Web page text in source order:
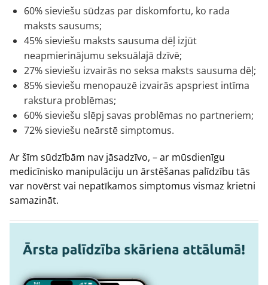
60% sieviešu sūdzas par diskomfortu, ko rada
maksts sausums;
45% sieviešu maksts sausuma dēļ izjūt
neapmierinājumu seksuālajā dzīvē;
27% sieviešu izvairās no seksa maksts sausuma dēļ;
85% sieviešu menopauzē izvairās apspriest intīma
rakstura problēmas;
60% sieviešu slēpj savas problēmas no partneriem;
72% sieviešu neārstē simptomus.
Ar šīm sūdzībām nav jāsadzīvo, – ar mūsdienīgu
medicīnisko manipulāciju un ārstēšanas palīdzību tās
var novērst vai nepatīkamos simptomus vismaz krietni
samazināt.